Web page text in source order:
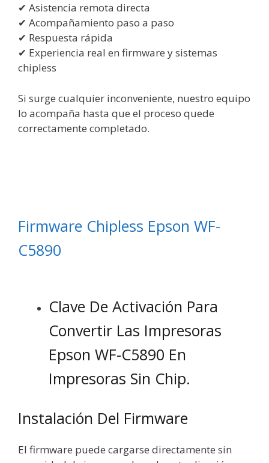
✔ Asistencia remota directa
✔ Acompañamiento paso a paso
✔ Respuesta rápida
✔ Experiencia real en firmware y sistemas
chipless
Si surge cualquier inconveniente, nuestro equipo
lo acompaña hasta que el proceso quede
correctamente completado.
Firmware Chipless Epson WF-
C5890
Clave De Activación Para
Convertir Las Impresoras
Epson WF-C5890 En
Impresoras Sin Chip.
Instalación Del Firmware
El firmware puede cargarse directamente sin